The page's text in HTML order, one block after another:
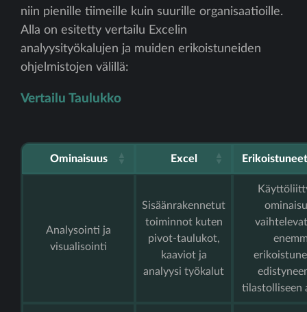
niin pienille tiimeille kuin suurille organisaatioille.
Alla on esitetty vertailu Excelin
analyysityökalujen ja muiden erikoistuneiden
ohjelmistojen välillä:
Vertailu Taulukko
Ominaisuus Excel
Analysointi ja
visualisointi
Sisäänrakennetut
toiminnot kuten
pivot-taulukot,
kaaviot ja
analyysi työkalut
tilastolliseen